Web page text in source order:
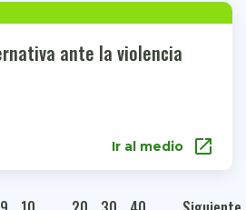
ante la violencia
Ir al medio open_in_new